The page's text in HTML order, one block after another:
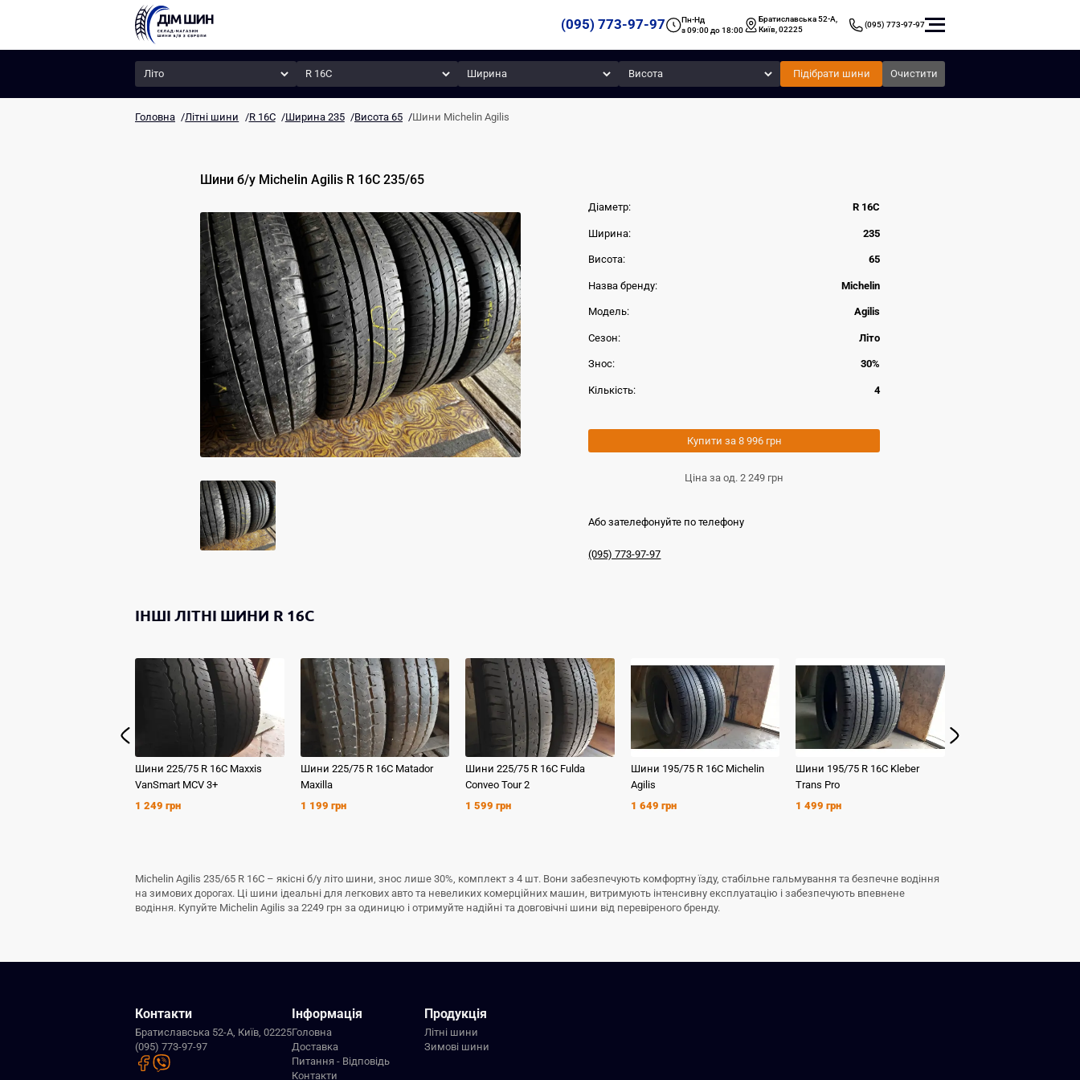
(095) 773-97-97
Пн-Нд
з 09:00 до 18:00
Братиславська 52-А,
Київ, 02225
(095) 773-97-97
Сезон Радіус Ширина Висота
Підібрати шини Очистити
Головна /Літні шини /R 16C /Ширина 235 /Висота 65 /Шини Michelin Agilis
Шини б/у Michelin Agilis R 16C 235/65
Діаметр: R 16C
Ширина: 235
Висота: 65
Назва бренду: Michelin
Модель: Agilis
Сезон: Літо
Знос: 30%
Кількість: 4
Купити за 8 996 грн
Ціна за од.2 249 грн
Або зателефонуйте по телефону
(095) 773-97-97
ІНШІЛІТНІ ШИНИ R 16C
Шини 225/75 R 16C Maxxis
VanSmart MCV 3+
1 249 грн
Шини 225/75 R 16C Matador
Maxilla
1 199 грн
Шини225/75 R 16C Fulda
Conveo Tour 2
1 599 грн
Шини 195/75 R 16C Michelin
Agilis
1 649 грн
Шини 195/75 R 16C Kleber
Trans Pro
1 499 грн
Michelin Agilis 235/65 R 16C – якісні б/у літо шини, знос лише 30%, комплект з 4 шт. Вони забезпечують комфортну їзду, стабільне гальмування та безпечне водіння
на зимових дорогах. Ці шини ідеальні для легкових авто та невеликих комерційних машин, витримують інтенсивну експлуатацію і забезпечують впевнене
водіння. Купуйте Michelin Agilis за 2249 грн за одиницю і отримуйте надійні та довговічні шини від перевіреного бренду.
Контакти
Братиславська 52-А, Київ, 02225
(095) 773-97-97
Інформація
Головна
Доставка
Питання - Відповідь
Контакти
Продукція
Літні шини
Зимові шини